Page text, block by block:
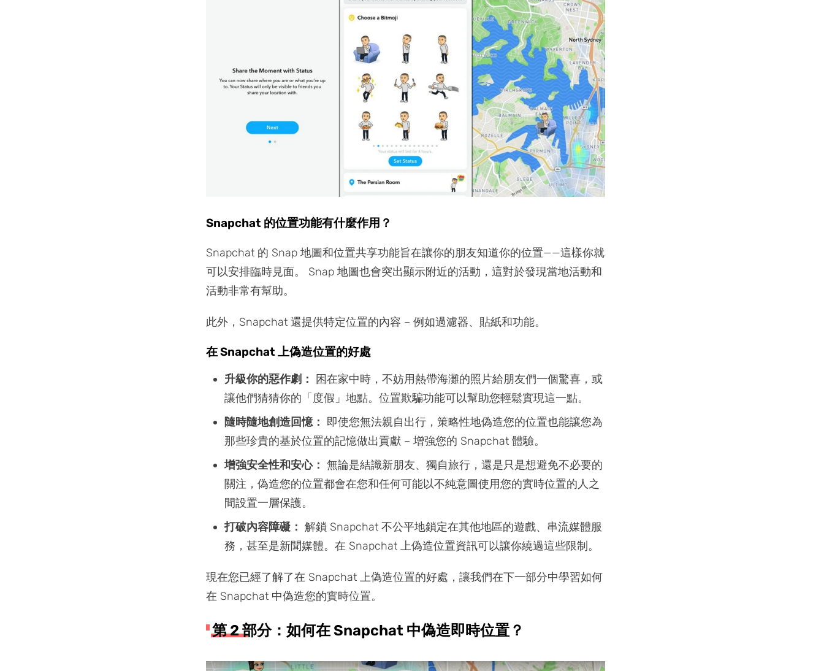
Snapchat 的位置功能有什麼作用？
Snapchat 的 Snap 地圖和位置共享功能旨在讓你的朋友知道你的位置——這樣你就
可以安排臨時見面。 Snap 地圖也會突出顯示附近的活動，這對於發現當地活動和
活動非常有幫助。
此外，Snapchat 還提供特定位置的內容 – 例如過濾器、貼紙和功能。
在 Snapchat 上偽造位置的好處
升級你的惡作劇：
困在家中時，不妨用熱帶海灘的照片給朋友們一個驚喜，或
讓他們猜猜你的「度假」地點。位置欺騙功能可以幫助您輕鬆實現這一點。
隨時隨地創造回憶： 即使您無法親自出行，策略性地偽造您的位置也能讓您為
那些珍貴的基於位置的記憶做出貢獻 – 增強您的 Snapchat 體驗。
增強安全性和安心： 無論是結識新朋友、獨自旅行，還是只是想避免不必要的
關注，偽造您的位置都會在您和任何可能以不純意圖使用您的實時位置的人之
間設置一層保護。
打破內容障礙： 解鎖 Snapchat 不公平地鎖定在其他地區的遊戲、串流媒體服
務，甚至是新聞媒體。在 Snapchat 上偽造位置資訊可以讓你繞過這些限制。
現在您已經了解了在 Snapchat 上偽造位置的好處，讓我們在下一部分中學習如何
在 Snapchat 中偽造您的實時位置。
第 2 部分：如何在 Snapchat 中偽造即時位置？